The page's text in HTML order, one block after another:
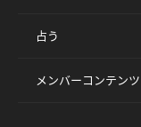
占う
メンバーコンテンツ